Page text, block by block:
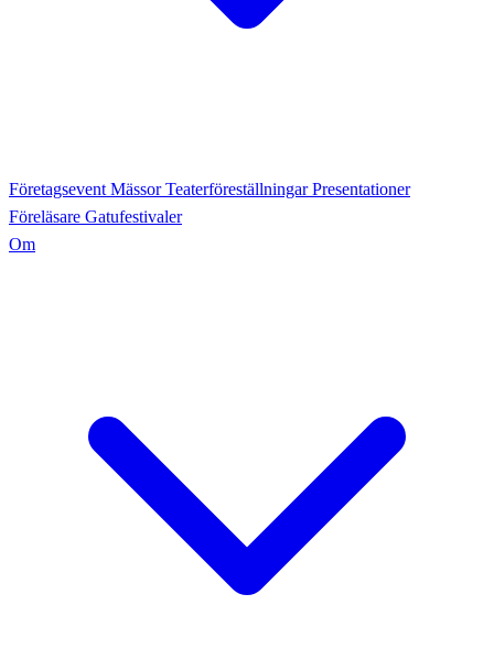
Företagsevent MässorTeaterföreställningarPresentationer
Föreläsare Gatufestivaler
Om